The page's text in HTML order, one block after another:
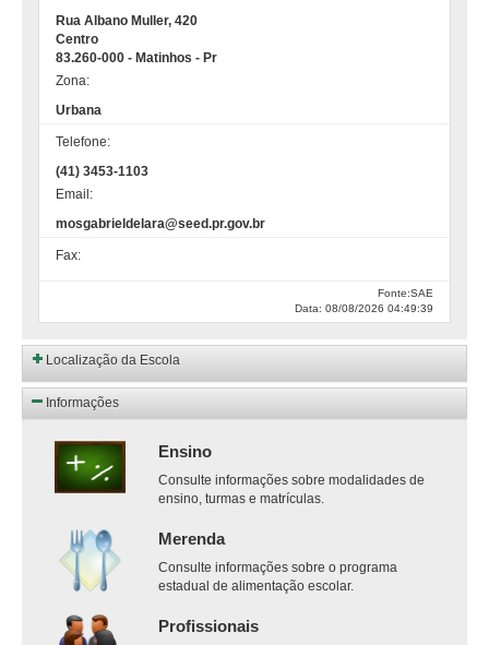
Rua Albano Muller, 420
Centro
83.260-000 - Matinhos - Pr
Zona:
Urbana
Telefone:
(41) 3453-1103
Email:
mosgabrieldelara@seed.pr.gov.br
Fax:
Fonte:SAE
Data: 08/08/2026 04:49:39
Localização da Escola
Informações
Ensino
Consulte informações sobre modalidades de
ensino, turmas e matrículas.
Merenda
Consulte informações sobre o programa
estadual de alimentação escolar.
Profissionais